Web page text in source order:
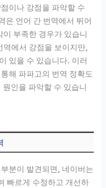
이나 강점을 파악할 수
은 언어 간 번역에서 뛰어
부족한 경우가 있습니
에서 강점을 보이지만,
있을 수 있습니다. 이러
해 파파고의 번역 정확도
인을 파악할 수 있습니
분이 발견되면, 네이버는
빠르게 수정하고 개선하